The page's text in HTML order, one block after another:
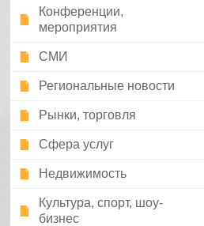
Конференции,
мероприятия
СМИ
Региональные новости
Рынки, торговля
Сфера услуг
Недвижимость
Культура, спорт, шоу-
бизнес